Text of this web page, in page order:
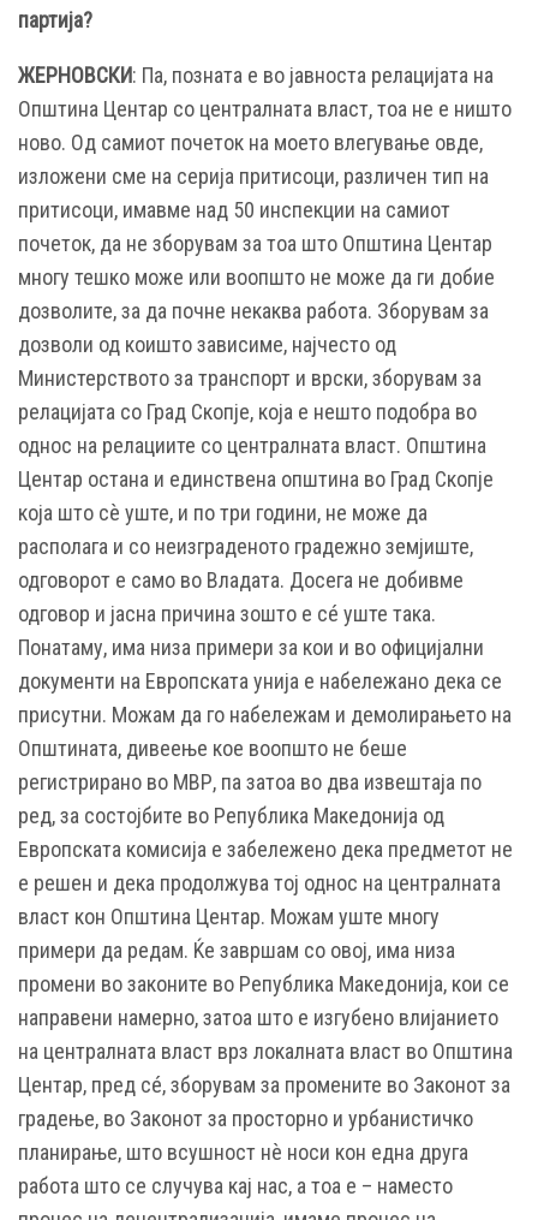
партија?
ЖЕРНОВСКИ: Па, позната е во јавноста релацијата на
Општина Центар со централната власт, тоа не е ништо
ново. Од самиот почеток на моето влегување овде,
изложени сме на серија притисоци, различен тип на
притисоци, имавме над 50 инспекции на самиот
почеток, да не зборувам за тоа што Општина Центар
многу тешко може или воопшто не може да ги добие
дозволите, за да почне некаква работа. Зборувам за
дозволи од коишто зависиме, најчесто од
Министерството за транспорт и врски, зборувам за
релацијата со Град Скопје, која е нешто подобра во
однос на релациите со централната власт. Општина
Центар остана и единствена општина во Град Скопје
која што сѐ уште, и по три години, не може да
располага и со неизграденото градежно земјиште,
одговорот е само во Владата. Досега не добивме
одговор и јасна причина зошто е сé уште така.
Понатаму, има низа примери за кои и во официјални
документи на Европската унија е набележано дека се
присутни. Можам да го набележам и демолирањето на
Општината, дивеење кое воопшто не беше
регистрирано во МВР, па затоа во два извештаја по
ред, за состојбите во Република Македонија од
Европската комисија е забележено дека предметот не
е решен и дека продолжува тој однос на централната
власт кон Општина Центар. Можам уште многу
примери да редам. Ќе завршам со овој, има низа
промени во законите во Република Македонија, кои се
направени намерно, затоа што е изгубено влијанието
на централната власт врз локалната власт во Општина
Центар, пред сé, зборувам за промените во Законот за
градење, во Законот за просторно и урбанистичко
планирање, што всушност нѐ носи кон една друга
работа што се случува кај нас, а тоа е – наместо